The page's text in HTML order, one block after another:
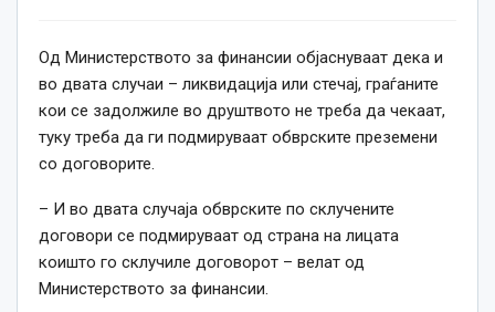
Од Министерството за финансии објаснуваат дека и
во двата случаи – ликвидација или стечај, граѓаните
кои се задолжиле во друштвото не треба да чекаат,
туку треба да ги подмируваат обврските преземени
со договорите.
– И во двата случаја обврските по склучените
договори се подмируваат од страна на лицата
коишто го склучиле договорот – велат од
Министерството за финансии.